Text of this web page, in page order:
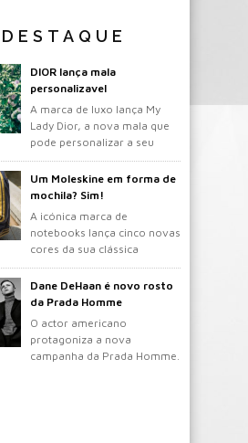
DIOR lança mala
personalizavel
A marca de luxo lança My
Lady Dior, a nova mala que
pode personalizar a seu
gosto.
Um Moleskine em forma de
mochila? Sim!
A icónica marca de
notebooks lança cinco novas
cores da sua clássica
mochila.
Dane DeHaan é novo rosto
da Prada Homme
O actor americano
protagoniza a nova
campanha da Prada Homme.